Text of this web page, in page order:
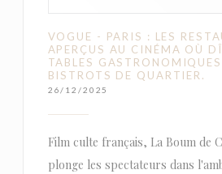
VOGUE - PARIS : LES
APERÇUS AU CINÉMA OÙ
TABLES
BISTROTS DE QUARTIER.
26/12/2025
Film culte français, La Boum de
plonge les spectateurs dans